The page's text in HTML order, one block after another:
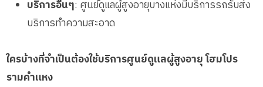
บริการอื่นๆ: ศูนย์ดูแลผู้สูงอายุบางแห่งมีบริการรถรับส่ง
บริการทำความสะอาด
ใครบ้างที่จำเป็นต้องใช้บริการศูนย์ดูแลผู้สูงอายุ โฮมโปร
รามคำแหง